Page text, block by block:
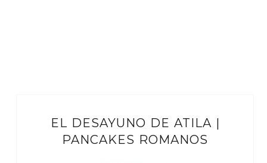
EL DESAYUNO DE ATILA |
PANCAKES ROMANOS